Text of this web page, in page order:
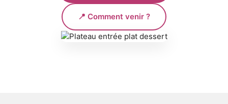
📍 Comment venir ?